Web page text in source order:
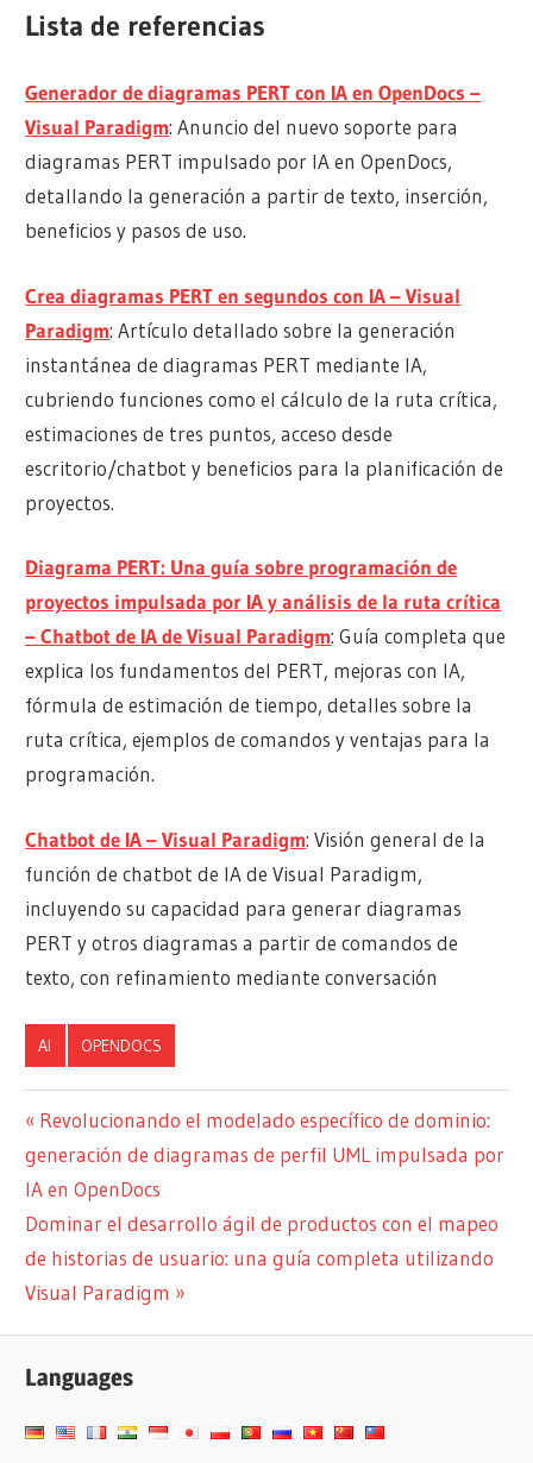
Lista de referencias
Generador de diagramas PERT con IA en OpenDocs –
Visual Paradigm: Anuncio del nuevo soporte para
diagramas PERT impulsado por IA en OpenDocs,
detallando la generación a partir de texto, inserción,
beneficios y pasos de uso.
Crea diagramas PERT en segundos con IA – Visual
Paradigm: Artículo detallado sobre la generación
instantánea de diagramas PERT mediante IA,
cubriendo funciones como el cálculo de la ruta crítica,
estimaciones de tres puntos, acceso desde
escritorio/chatbot y beneficios para la planificación de
proyectos.
Diagrama PERT: Una guía sobre programación de
proyectos impulsada por IA y análisis de la ruta crítica
– Chatbot de IA de Visual Paradigm: Guía completa que
explica los fundamentos del PERT, mejoras con IA,
fórmula de estimación de tiempo, detalles sobre la
ruta crítica, ejemplos de comandos y ventajas para la
programación.
Chatbot de IA – Visual Paradigm: Visión general de la
función de chatbot de IA de Visual Paradigm,
incluyendo su capacidad para generar diagramas
PERT y otros diagramas a partir de comandos de
texto, con refinamiento mediante conversación
AI OPENDOCS
Navegación
de
entradas
Entrada
anterior:
Revolucionando el modelado específico de dominio:
generación de diagramas de perfil UML impulsada por
IA en OpenDocs
Siguiente
entrada:
Dominar el desarrollo ágil de productos con el mapeo
de historias de usuario: una guía completa utilizando
Visual Paradigm
Languages